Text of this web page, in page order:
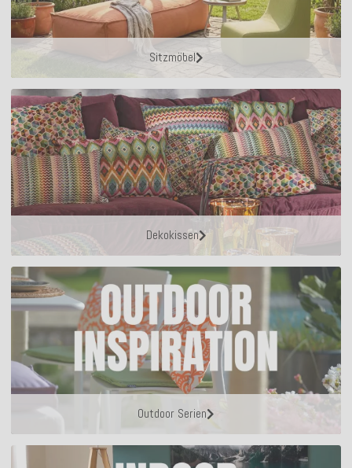
Sitzmöbel
Dekokissen
Outdoor Serien